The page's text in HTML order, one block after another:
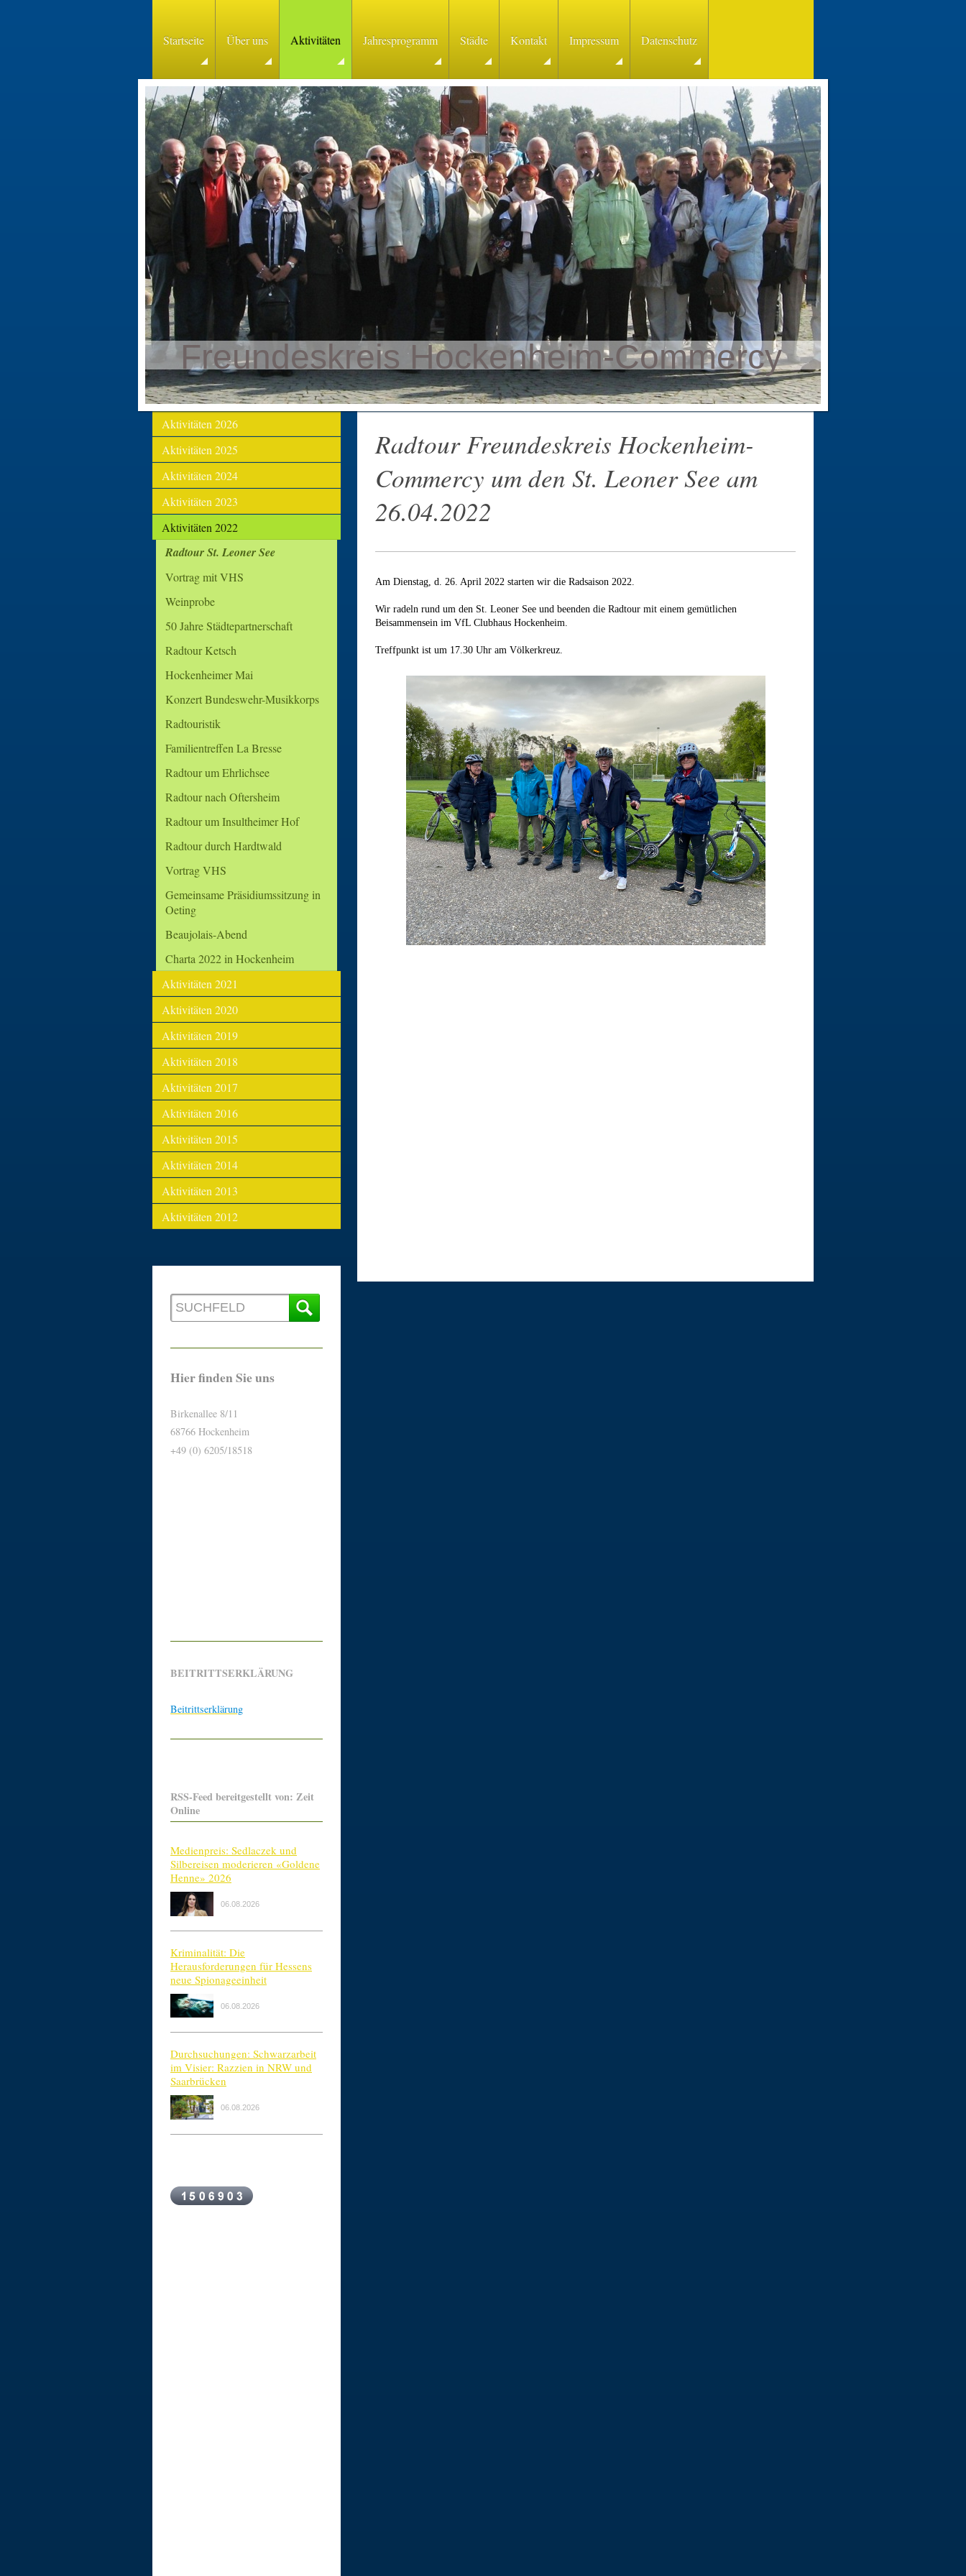
Startseite Über uns Aktivitäten Jahresprogramm Städte Kontakt Impressum Datenschutz
Freundeskreis Hockenheim-Commercy
Radtour Freundeskreis Hockenheim-
Commercy um den St. Leoner See am
26.04.2022
Am Dienstag, d. 26. April 2022 starten wir die Radsaison 2022.
Wir radeln rund um den St. Leoner See und beenden die Radtour mit einem gemütlichen
Beisammensein im VfL Clubhaus Hockenheim.
Treffpunkt ist um 17.30 Uhr am Völkerkreuz.
Aktivitäten 2026
Aktivitäten 2025
Aktivitäten 2024
Aktivitäten 2023
Aktivitäten 2022
Radtour St. Leoner See
Vortrag mit VHS
Weinprobe
50 Jahre Städtepartnerschaft
Radtour Ketsch
Hockenheimer Mai
Konzert Bundeswehr-Musikkorps
Radtouristik
Familientreffen La Bresse
Radtour um Ehrlichsee
Radtour nach Oftersheim
Radtour um Insultheimer Hof
Radtour durch Hardtwald
Vortrag VHS
Gemeinsame Präsidiumssitzung in
Oeting
Beaujolais-Abend
Charta 2022 in Hockenheim
Aktivitäten 2021
Aktivitäten 2020
Aktivitäten 2019
Aktivitäten 2018
Aktivitäten 2017
Aktivitäten 2016
Aktivitäten 2015
Aktivitäten 2014
Aktivitäten 2013
Aktivitäten 2012
Hier finden Sie uns
Birkenallee 8/11
68766 Hockenheim
+49 (0) 6205/18518
BEITRITTSERKLÄRUNG
Beitrittserklärung
RSS-Feed bereitgestellt von: Zeit
Online
Medienpreis: Sedlaczek und
Silbereisen moderieren «Goldene
Henne» 2026
06.08.2026
Kriminalität: Die
Herausforderungen für Hessens
neue Spionageeinheit
06.08.2026
Durchsuchungen: Schwarzarbeit
im Visier: Razzien in NRW und
Saarbrücken
06.08.2026